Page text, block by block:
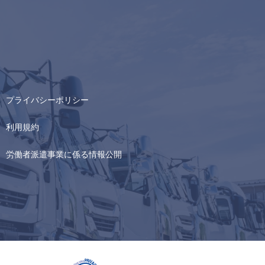
プライバシーポリシー
利用規約
労働者派遣事業に係る情報公開